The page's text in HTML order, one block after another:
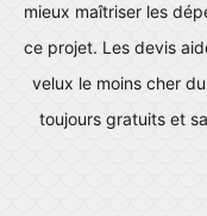
mieux maîtriser les
ce projet. Les devis
velux le moins cher
toujours gratuits et